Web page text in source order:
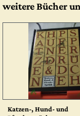
weitere Bücher
Katzen-, Hund- und